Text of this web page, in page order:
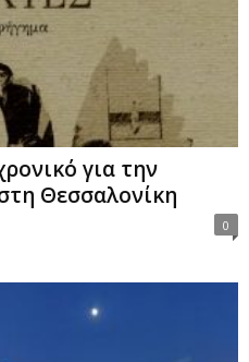
για την
Θεσσαλονίκη
0